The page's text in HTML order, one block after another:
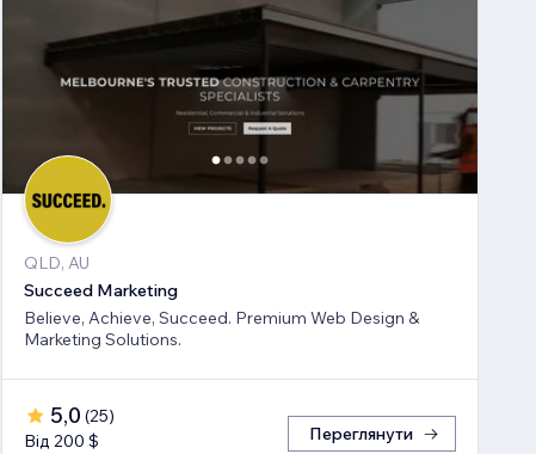
QLD, AU
Succeed Marketing
Believe, Achieve, Succeed. Premium Web Design &
Marketing Solutions.
5,0 (25)
Від 200 $
Переглянути